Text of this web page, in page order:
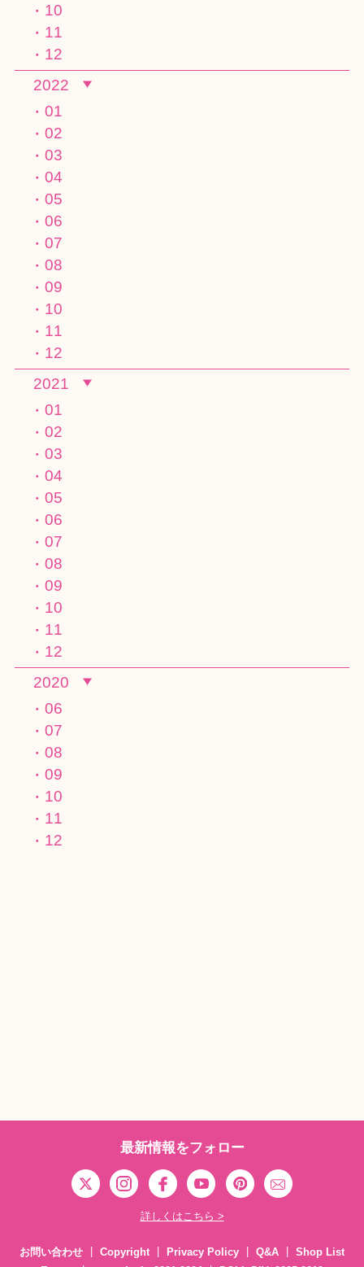
10
11
12
2022
01
02
03
04
05
06
07
08
09
10
11
12
2021
01
02
03
04
05
06
07
08
09
10
11
12
2020
06
07
08
09
10
11
12
最新情報をフォロー
詳しくはこちら >
お問い合わせ Copyright Privacy Policy Q&A
Shop List